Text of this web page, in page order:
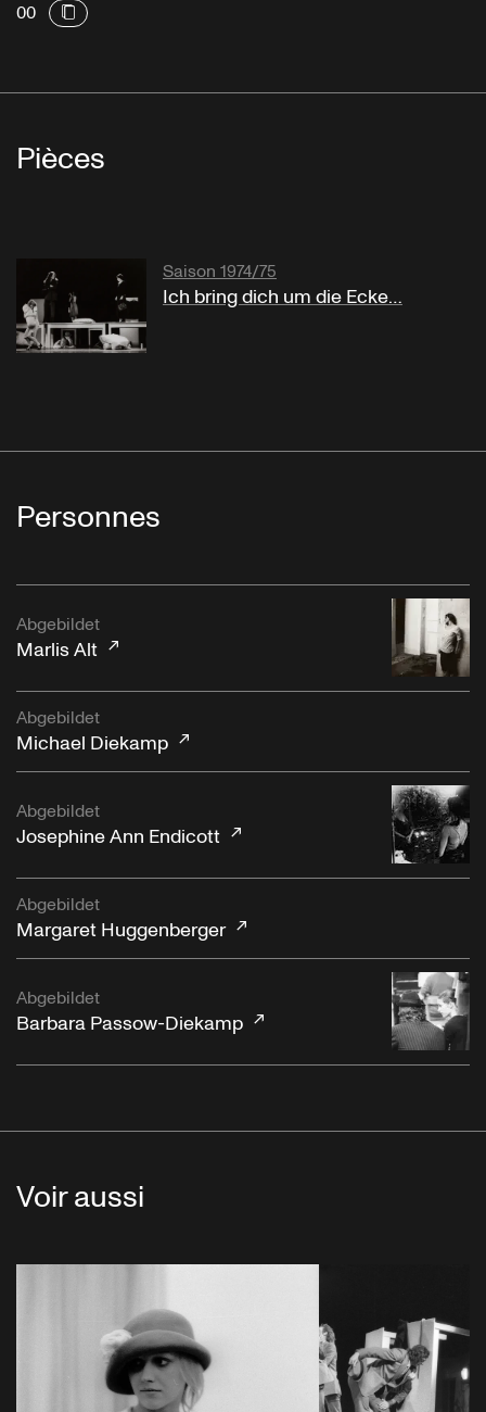
00
Pièces
Saison 1974/75
Ich bring dich um die Ecke…
Personnes
Abgebildet
Marlis Alt
Abgebildet
Michael Diekamp
Abgebildet
Josephine Ann Endicott
Abgebildet
Margaret Huggenberger
Abgebildet
Barbara Passow-Diekamp
Voir aussi